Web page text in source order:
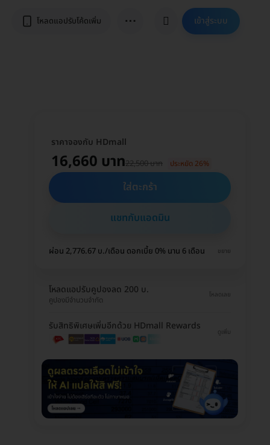
โหลดแอปรับโค้ดเพิ่ม ⋯ เข้าสู่ระบบ
ราคาจองกับ HDmall
16,660 บาท22,500 บาท ประหยัด 26%
ใส่ตะกร้า
แชทกับแอดมิน
ผ่อน 2,776.67 บ./เดือน ดอกเบี้ย 0% นาน 6 เดือน ขยาย
โหลดแอปรับคูปองลด 200 บ.
คูปองมีจำนวนจำกัด
โหลดเลย
รับสิทธิพิเศษเพิ่มอีกด้วย HDmall Rewards
ดูเพิ่ม